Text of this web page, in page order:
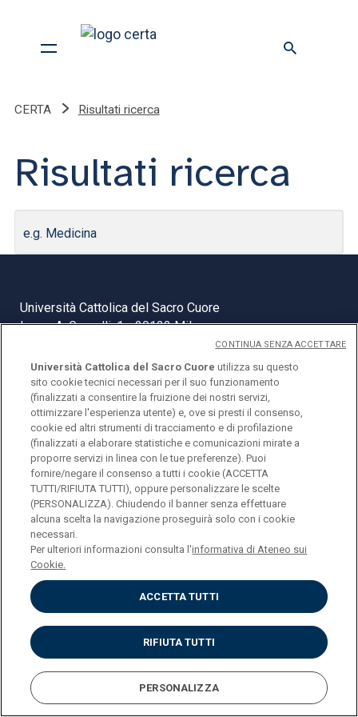
CERTA Risultati ricerca
Risultati ricerca
Università Cattolica del Sacro Cuore
Largo A. Gemelli, 1 - 20123 Milano
Impostazione dei Cookies
Università Cattolica del Sacro Cuore utilizza su questo
sito cookie tecnici necessari per il suo funzionamento
(finalizzati a consentire la fruizione dei nostri servizi,
ottimizzare l'esperienza utente) e, ove si presti il consenso,
cookie ed altri strumenti di tracciamento e di profilazione
(finalizzati a elaborare statistiche e comunicazioni mirate a
proporre servizi in linea con le tue preferenze). Puoi
fornire/negare il consenso a tutti i cookie (ACCETTA
TUTTI/RIFIUTA TUTTI), oppure personalizzare le scelte
(PERSONALIZZA). Chiudendo il banner senza effettuare
alcuna scelta la navigazione proseguirà solo con i cookie
necessari.
Per ulteriori informazioni consulta l'informativa di Ateneo sui
Cookie.
ACCETTA TUTTI
RIFIUTA TUTTI
PERSONALIZZA
CONTINUA SENZA ACCETTARE